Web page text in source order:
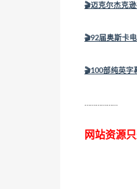
🎬迈克尔杰克
🎬92届奥斯卡
🎬100部纯英字
网站资源